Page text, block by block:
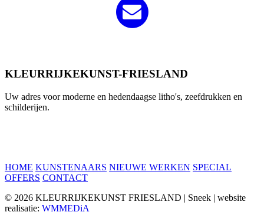
KLEURRIJKEKUNST-FRIESLAND
Uw adres voor moderne en hedendaagse litho's, zeefdrukken en
schilderijen.
HOME KUNSTENAARS NIEUWE WERKEN SPECIAL
OFFERS CONTACT
© 2026 KLEURRIJKEKUNST FRIESLAND | Sneek | website
realisatie: WMMEDiA